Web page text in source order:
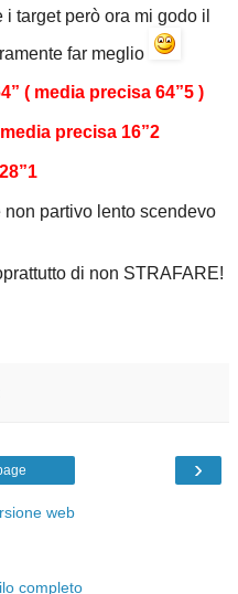
target però ora mi godo il
far meglio
( media precisa 64”5 )
media precisa 16”2
partivo lento scendevo
di non STRAFARE!
›
web
completo